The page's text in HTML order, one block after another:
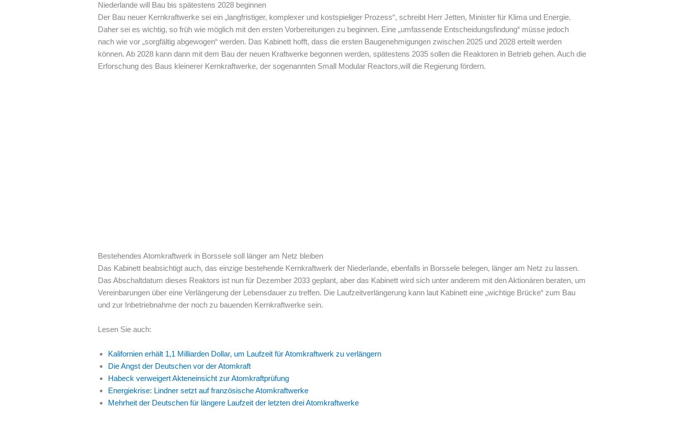
Niederlande will Bau bis spätestens 2028 beginnen
Der Bau neuer Kernkraftwerke sei ein „langfristiger, komplexer und kostspieliger Prozess“, schreibt Herr Jetten, Minister für Klima und Energie.
Daher sei es wichtig, so früh wie möglich mit den ersten Vorbereitungen zu beginnen. Eine „umfassende Entscheidungsfindung“ müsse jedoch
nach wie vor „sorgfältig abgewogen“ werden. Das Kabinett hofft, dass die ersten Baugenehmigungen zwischen 2025 und 2028 erteilt werden
können. Ab 2028 kann dann mit dem Bau der neuen Kraftwerke begonnen werden, spätestens 2035 sollen die Reaktoren in Betrieb gehen. Auch die
Erforschung des Baus kleinerer Kernkraftwerke, der sogenannten Small Modular Reactors,will die Regierung fördern.
Bestehendes Atomkraftwerk in Borssele soll länger am Netz bleiben
Das Kabinett beabsichtigt auch, das einzige bestehende Kernkraftwerk der Niederlande, ebenfalls in Borssele belegen, länger am Netz zu lassen.
Das Abschaltdatum dieses Reaktors ist nun für Dezember 2033 geplant, aber das Kabinett wird sich unter anderem mit den Aktionären beraten, um
Vereinbarungen über eine Verlängerung der Lebensdauer zu treffen. Die Laufzeitverlängerung kann laut Kabinett eine „wichtige Brücke“ zum Bau
und zur Inbetriebnahme der noch zu bauenden Kernkraftwerke sein.
Lesen Sie auch:
Kalifornien erhält 1,1 Milliarden Dollar, um Laufzeit für Atomkraftwerk zu verlängern
Die Angst der Deutschen vor der Atomkraft
Habeck verweigert Akteneinsicht zur Atomkraftprüfung
Energiekrise: Lindner setzt auf französische Atomkraftwerke
Mehrheit der Deutschen für längere Laufzeit der letzten drei Atomkraftwerke